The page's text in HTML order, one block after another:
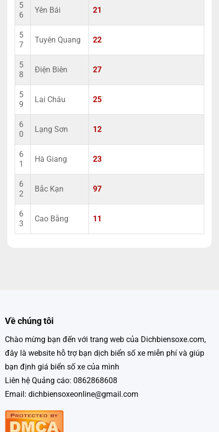
5
6
Yên Bái 21
5
7
Tuyên Quang 22
5
8
Điện Biên 27
5
9
Lai Châu 25
6
0
Lạng Sơn 12
6
1
Hà Giang 23
6
2
Bắc Kạn 97
6
3
Cao Bằng 11
Về chúng tôi
Chào mừng bạn đến với trang web của Dichbiensoxe.com,
đây là website hỗ trợ bạn dịch biển số xe miễn phí và giúp
bạn định giá biển số xe của mình
Liên hệ Quảng cáo: 0862868608
Email: dichbiensoxeonline@gmail.com